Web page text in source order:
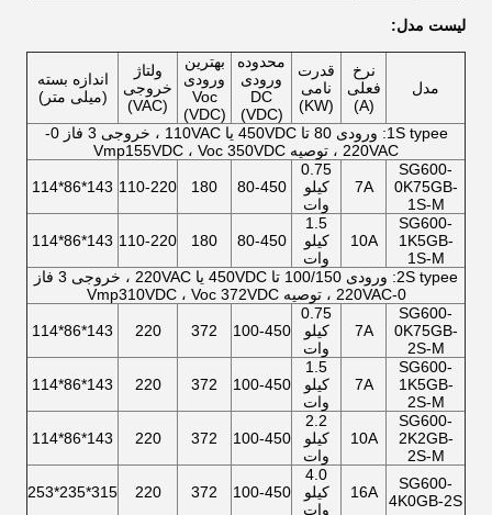
لیست مدل:
مدل
نرخ
فعلی
(A)
قدرت
نامی
(KW)
محدوده
ورودی
DC
(VDC)
بهترین
ورودی
Voc
(VDC)
ولتاژ
خروجی
(VAC)
اندازه بسته
(میلی متر)
1S typee: ورودی 80 تا 450VDC یا 110VAC ، خروجی 3 فاز 0-
220VAC ، توصیه Vmp155VDC ، Voc 350VDC
SG600-
0K75GB-
1S-M
7A
0.75
کیلو
وات
80-450
180
110-220
143*86*114
SG600-
1K5GB-
1S-M
10A
1.5
کیلو
وات
80-450
180
110-220
143*86*114
2S typee: ورودی 100/150 تا 450VDC یا 220VAC ، خروجی 3 فاز
0-220VAC ، توصیه Vmp310VDC ، Voc 372VDC
SG600-
0K75GB-
2S-M
7A
0.75
کیلو
وات
100-450
372
220
143*86*114
SG600-
1K5GB-
2S-M
7A
1.5
کیلو
وات
100-450
372
220
143*86*114
SG600-
2K2GB-
2S-M
10A
2.2
کیلو
وات
100-450
372
220
143*86*114
SG600-
4K0GB-2S
16A
4.0
کیلو
وات
100-450
372
220
315*235*253